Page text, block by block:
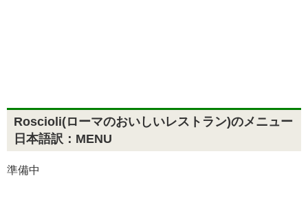
Roscioli(ローマのおいしいレストラン)のメニュー
日本語訳：MENU
準備中